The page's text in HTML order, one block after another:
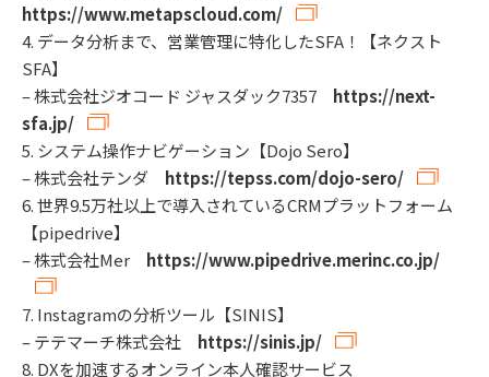
https://www.metapscloud.com/
4. データ分析まで、営業管理に特化したSFA！【ネクスト
SFA】
– 株式会社ジオコード ジャスダック7357 https://next-
sfa.jp/
5. システム操作ナビゲーション【Dojo Sero】
– 株式会社テンダ https://tepss.com/dojo-sero/
6. 世界9.5万社以上で導入されているCRMプラットフォーム
【pipedrive】
– 株式会社Mer https://www.pipedrive.merinc.co.jp/
7. Instagramの分析ツール【SINIS】
– テテマーチ株式会社 https://sinis.jp/
8. DXを加速するオンライン本人確認サービス